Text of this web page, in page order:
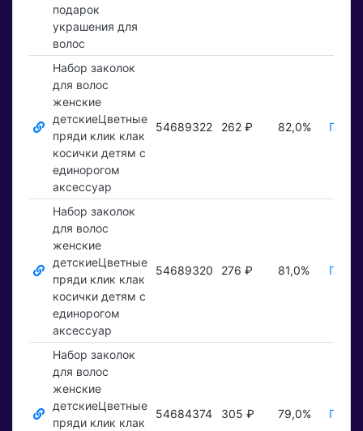
подарок
украшения для
волос
Набор заколок
для волос
женские
детскиеЦветные
пряди клик клак
косички детям с
единорогом
аксессуар
54689322 262 ₽ 82,0%
Набор заколок
для волос
женские
детскиеЦветные
пряди клик клак
косички детям с
единорогом
аксессуар
54689320 276 ₽ 81,0%
Набор заколок
для волос
женские
детскиеЦветные
пряди клик клак
54684374 305 ₽ 79,0%